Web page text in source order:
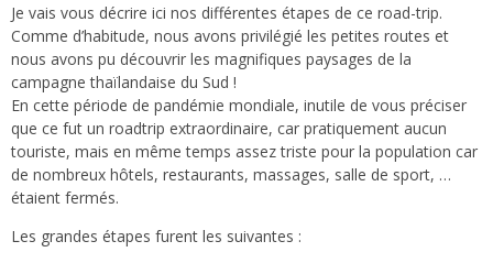
Je vais vous décrire ici nos différentes étapes de ce road-trip.
Comme d’habitude, nous avons privilégié les petites routes et
nous avons pu découvrir les magnifiques paysages de la
campagne thaïlandaise du Sud !
En cette période de pandémie mondiale, inutile de vous préciser
que ce fut un roadtrip extraordinaire, car pratiquement aucun
touriste, mais en même temps assez triste pour la population car
de nombreux hôtels, restaurants, massages, salle de sport, …
étaient fermés.
Les grandes étapes furent les suivantes :